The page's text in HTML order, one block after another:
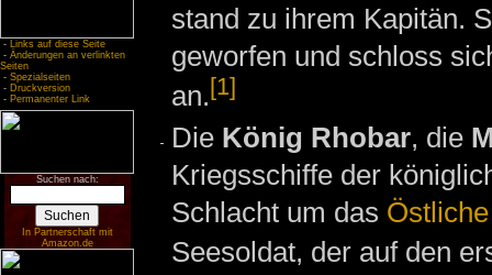
- Links auf diese Seite
- Änderungen an verlinkten
Seiten
- Spezialseiten
- Druckversion
- Permanenter Link
Suchen nach:
In Partnerschaft mit
Amazon.de
stand zu ihrem Kapitän.
geworfen und schloss
an.[1]
Die König Rhobar, die
Kriegsschiffe der
Schlacht um das
Seesoldat, der auf den